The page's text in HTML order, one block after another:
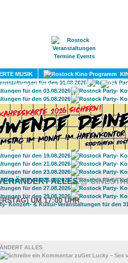
MUSIK
LITERATUR
UMLAND
ALLES@
UM 17:00 UHR
ALLES